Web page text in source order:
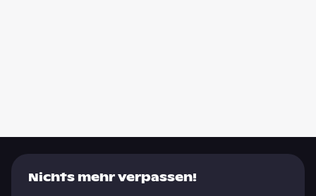
Nichts mehr verpassen!